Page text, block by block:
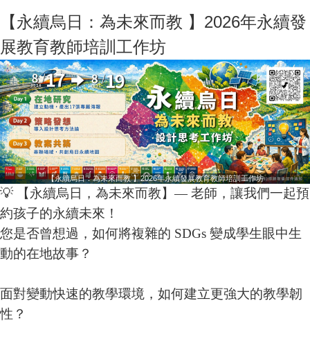
【永續烏日：為未來而教 】2026年永續發
展教育教師培訓工作坊
【永續烏日：為未來而教 】2026年永續發展教育教師培訓工作坊
💡 【永續烏日，為未來而教】— 老師，讓我們一起預
約孩子的永續未來！
您是否曾想過，如何將複雜的 SDGs 變成學生眼中生
動的在地故事？
面對變動快速的教學環境，如何建立更強大的教學韌
性？